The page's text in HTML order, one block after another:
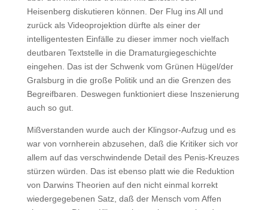
Heisenberg diskutieren können. Der Flug ins All und
zurück als Videoprojektion dürfte als einer der
intelligentesten Einfälle zu dieser immer noch vielfach
deutbaren Textstelle in die Dramaturgiegeschichte
eingehen. Das ist der Schwenk vom Grünen Hügel/der
Gralsburg in die große Politik und an die Grenzen des
Begreifbaren. Deswegen funktioniert diese Inszenierung
auch so gut.
Mißverstanden wurde auch der Klingsor-Aufzug und es
war von vornherein abzusehen, daß die Kritiker sich vor
allem auf das verschwindende Detail des Penis-Kreuzes
stürzen würden. Das ist ebenso platt wie die Reduktion
von Darwins Theorien auf den nicht einmal korrekt
wiedergegebenen Satz, daß der Mensch vom Affen